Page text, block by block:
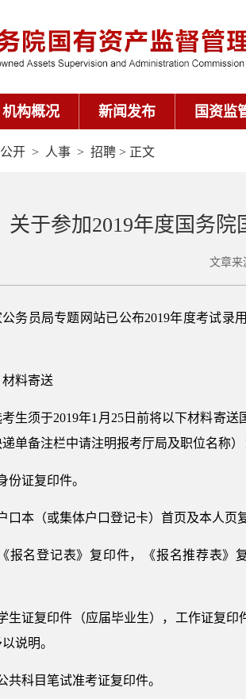
机构概况 新闻发布 国资监
开 > 人事 > 招聘 > 正文
关于参加2019年度国务
文章
公务员局专题网站已公布2019年度考试
料寄送
考生须于2019年1月25日前将以下材料寄
单备注栏中请注明报考厅局及职位名称）
份证复印件。
口本（或集体户口登记卡）首页及本人页
报名登记表》复印件，《报名推荐表》
生证复印件（应届毕业生），工作证复
说明。
共科目笔试准考证复印件。